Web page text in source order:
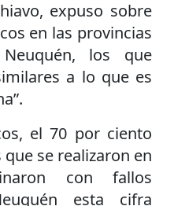
expuso sobre
en las provincias
los que
a lo que es
el 70 por ciento
se realizaron en
con fallos
esta cifra